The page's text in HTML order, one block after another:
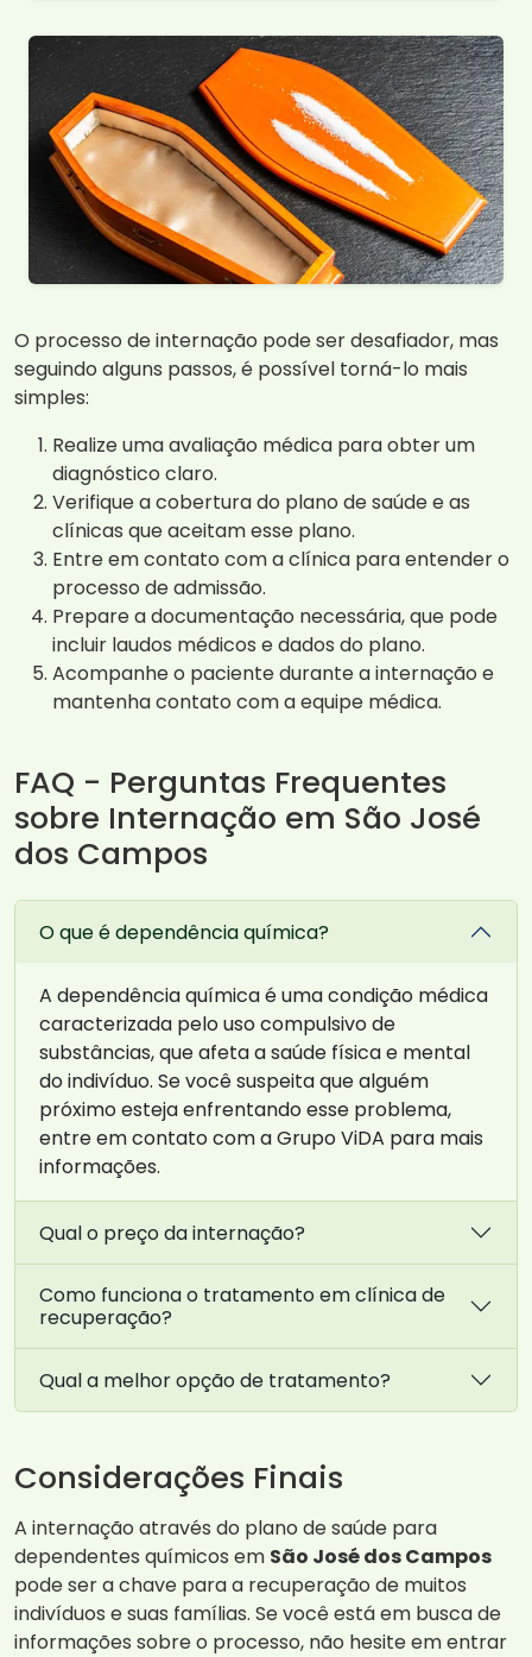
O processo de internação pode ser desafiador, mas
seguindo alguns passos, é possível torná-lo mais
simples:
Realize uma avaliação médica para obter um
diagnóstico claro.
Verifique a cobertura do plano de saúde e as
clínicas que aceitam esse plano.
Entre em contato com a clínica para entender o
processo de admissão.
Prepare a documentação necessária, que pode
incluir laudos médicos e dados do plano.
Acompanhe o paciente durante a internação e
mantenha contato com a equipe médica.
FAQ - Perguntas Frequentes
sobre Internação em São José
dos Campos
O que é dependência química?
A dependência química é uma condição médica
caracterizada pelo uso compulsivo de
substâncias, que afeta a saúde física e mental
do indivíduo. Se você suspeita que alguém
próximo esteja enfrentando esse problema,
entre em contato com a Grupo ViDA para mais
informações.
Qual o preço da internação?
Como funciona o tratamento em clínica de
recuperação?
Qual a melhor opção de tratamento?
Considerações Finais
A internação através do plano de saúde para
dependentes químicos em São José dos Campos
pode ser a chave para a recuperação de muitos
indivíduos e suas famílias. Se você está em busca de
informações sobre o processo, não hesite em entrar